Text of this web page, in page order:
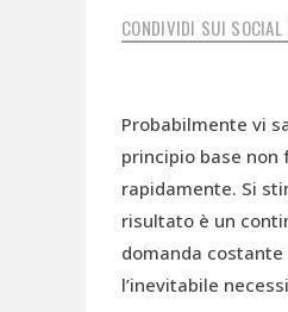
CONDIVIDI SUI SOCIAL
Probabilmente vi
principio base non
rapidamente. Si
risultato è un
domanda
l’inevitabile